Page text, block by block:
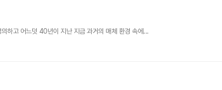
하고 어느덧 40년이 지난 지금 과거의 매체 환경 속에...